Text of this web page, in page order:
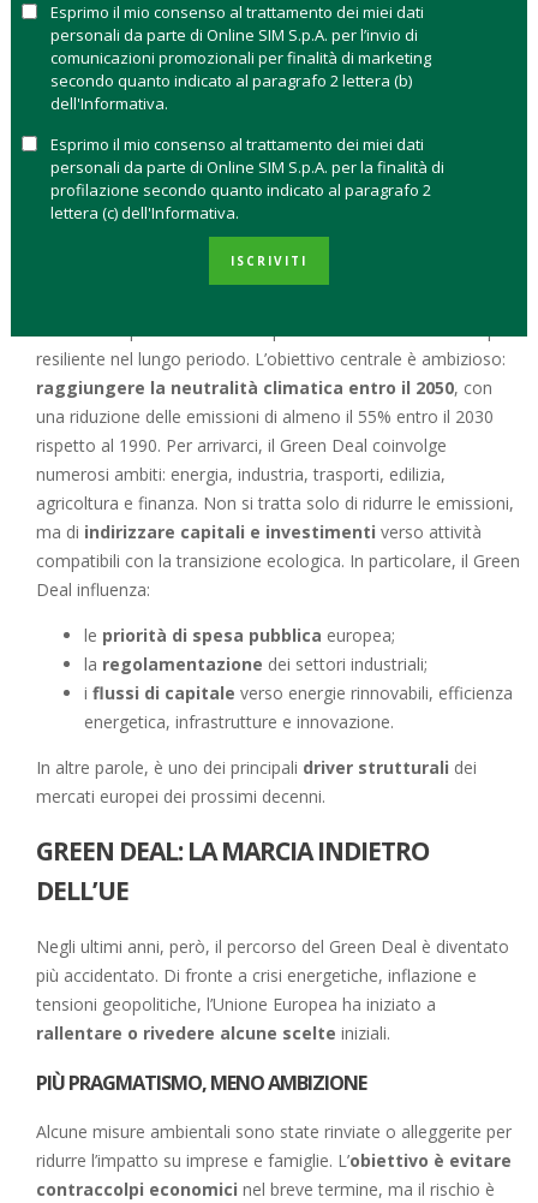
gli obiettivi fissati dal Green Deal europeo per il 2030 e il 2050.
La direzione è corretta, ma lavelocità rischia di non
bastare. Per chi investe, capire cosa sta succedendo davvero
è fondamentale: le politiche climatiche europee influenzano
GREEN DEAL: COS’È E PERCHÉ È
IMPORTANTE
è la strategia con cui l’Unione
resiliente nel lungo periodo. L’obiettivo centrale è ambizioso:
raggiungere la neutralità climatica entro il 2050, con
una riduzione delle emissioni di almeno il 55% entro il 2030
rispetto al 1990. Per arrivarci, il Green Deal coinvolge
numerosi ambiti: energia, industria, trasporti, edilizia,
agricoltura e finanza. Non si tratta solo di ridurre le emissioni,
ma di indirizzare capitali e investimenti verso attività
compatibili con la transizione ecologica. In particolare, il Green
Deal influenza:
le priorità di spesa pubblica europea;
la regolamentazione dei settori industriali;
i flussi di capitale verso energie rinnovabili, efficienza
energetica, infrastrutture e innovazione.
In altre parole, è uno dei principali driver strutturali dei
mercati europei dei prossimi decenni.
GREEN DEAL: LA MARCIA INDIETRO
DELL’UE
Negli ultimi anni, però, il percorso del Green Deal è diventato
più accidentato. Di fronte a crisi energetiche, inflazione e
tensioni geopolitiche, l’Unione Europea ha iniziato a
rallentare o rivedere alcune scelte iniziali.
PIÙ PRAGMATISMO, MENO AMBIZIONE
Alcune misure ambientali sono state rinviate o alleggerite per
ridurre l’impatto su imprese e famiglie. L’obiettivo è evitare
contraccolpi economici nel breve termine, ma il rischio è
Esprimo il mio consenso al trattamento dei miei dati
personali da parte di Online SIM S.p.A. per l’invio di
comunicazioni promozionali per finalità di marketing
secondo quanto indicato al paragrafo 2 lettera (b)
dell'Informativa.
Esprimo il mio consenso al trattamento dei miei dati
personali da parte di Online SIM S.p.A. per la finalità di
profilazione secondo quanto indicato al paragrafo 2
lettera (c) dell'Informativa.
ISCRIVITI